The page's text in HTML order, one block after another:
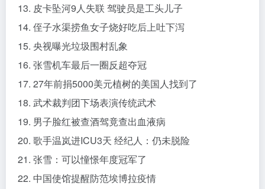
13. 皮卡坠河9人失联 驾驶员是工头儿子
14. 侄子水渠捞鱼女子烧好吃后上吐下泻
15. 央视曝光垃圾围村乱象
16. 张雪机车最后一圈反超夺冠
17. 27年前捐5000美元植树的美国人找到了
18. 武术裁判团下场表演传统武术
19. 男子脸红被查酒驾竟查出血液病
20. 歌手温岚进ICU3天 经纪人：仍未脱险
21. 张雪：可以憧憬年度冠军了
22. 中国使馆提醒防范埃博拉疫情